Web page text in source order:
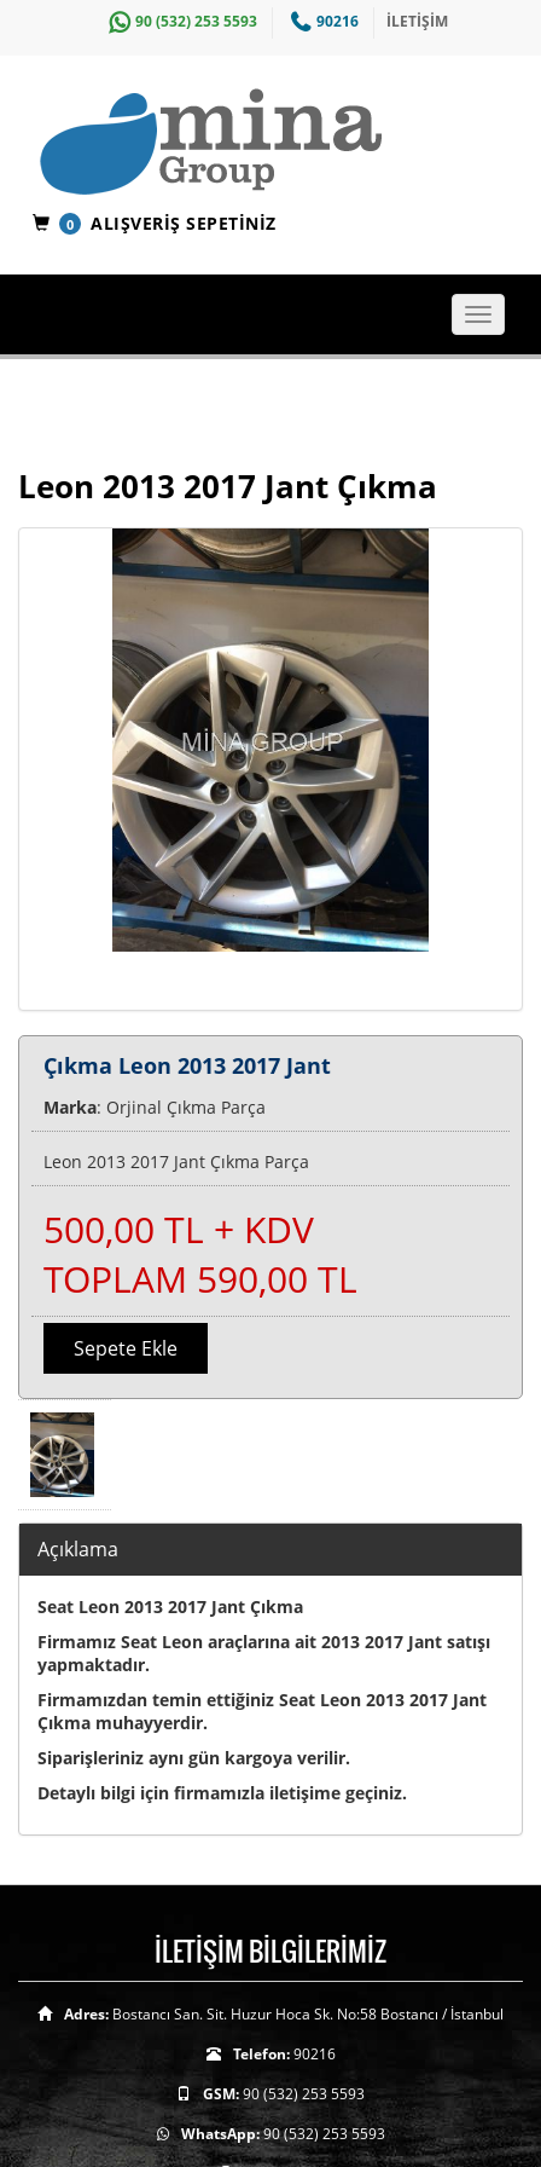
90 (532) 253 5593 90216 İLETİŞİM
0 ALIŞVERIŞ SEPETINIZ
Toggle
Leon 2013 2017 Jant Çıkma
Çıkma Leon 2013 2017 Jant
Marka: Orjinal Çıkma Parça
Leon 2013 2017 Jant Çıkma Parça
500,00 TL + KDV
TOPLAM 590,00 TL
Sepete Ekle
Açıklama
Seat Leon 2013 2017 Jant Çıkma
Firmamız Seat Leon araçlarına ait 2013 2017 Jant satışı
yapmaktadır.
Firmamızdan temin ettiğiniz Seat Leon 2013 2017 Jant
Çıkma muhayyerdir.
Siparişleriniz aynı gün kargoya verilir.
Detaylı bilgi için firmamızla iletişime geçiniz.
İLETİŞİM BİLGİLERİMİZ
Adres: Bostancı San. Sit. Huzur Hoca Sk. No:58 Bostancı / İstanbul
Telefon:90216
GSM:90 (532) 253 5593
WhatsApp:90 (532) 253 5593